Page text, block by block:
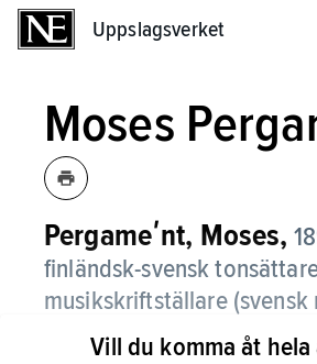
Uppslagsverket
Moses
Pergameʹnt, Moses,
finländsk-svensk
musikskriftställare
1918).Vill du komma åt